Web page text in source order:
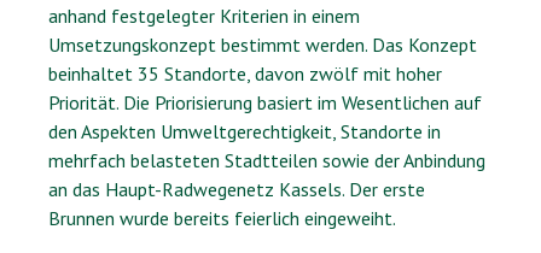
anhand festgelegter Kriterien in einem
Umsetzungskonzept bestimmt werden. Das Konzept
beinhaltet 35 Standorte, davon zwölf mit hoher
Priorität. Die Priorisierung basiert im Wesentlichen auf
den Aspekten Umweltgerechtigkeit, Standorte in
mehrfach belasteten Stadtteilen sowie der Anbindung
an das Haupt-Radwegenetz Kassels. Der erste
Brunnen wurde bereits feierlich eingeweiht.